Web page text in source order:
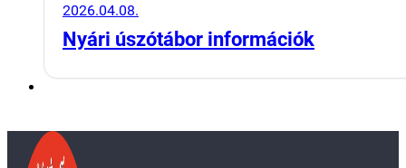
2026.04.08.
Nyári úszótábor információk